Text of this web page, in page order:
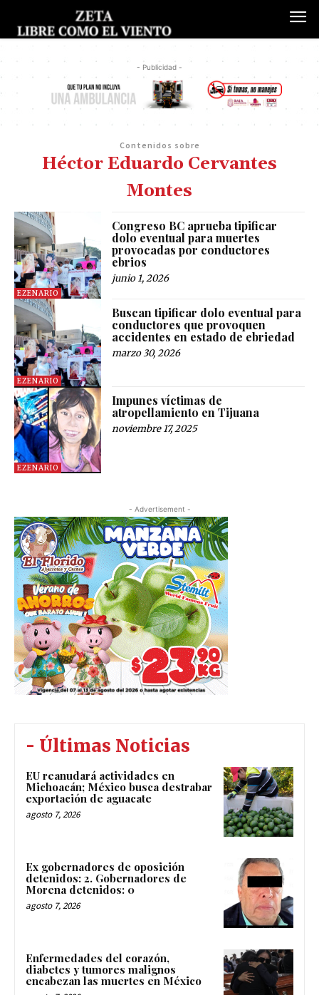
- Publicidad -
Contenidos sobre
Héctor Eduardo Cervantes
Montes
EZENARIO
Congreso BC aprueba tipificar
dolo eventual para muertes
provocadas por conductores
ebrios
junio 1, 2026
EZENARIO
Buscan tipificar dolo eventual para
conductores que provoquen
accidentes en estado de ebriedad
marzo 30, 2026
EZENARIO
Impunes víctimas de
atropellamiento en Tijuana
noviembre 17, 2025
- Advertisement -
- Últimas Noticias
EU reanudará actividades en
Michoacán; México busca destrabar
exportación de aguacate
agosto 7, 2026
Ex gobernadores de oposición
detenidos: 2. Gobernadores de
Morena detenidos: 0
agosto 7, 2026
Enfermedades del corazón,
diabetes y tumores malignos
encabezan las muertes en México